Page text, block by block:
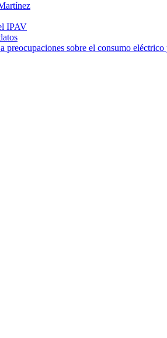
IPAV
sobre el consumo eléctrico